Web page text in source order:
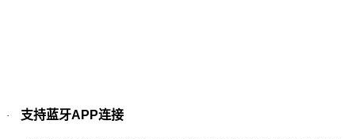
· 支持蓝牙APP连接